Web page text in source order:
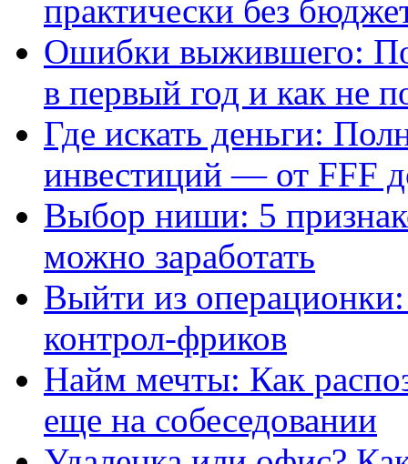
практически без
Ошибки выжившего:
в первый год и как не
Где искать деньги:
инвестиций — от FFF
Выбор ниши: 5
можно заработать
Выйти из операционки:
контрол-фриков
Найм мечты: Как
еще на собеседовании